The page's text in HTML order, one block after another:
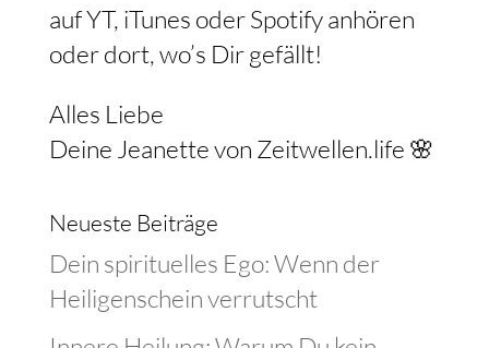
auf YT, iTunes oder Spotify anhören
oder dort, wo’s Dir gefällt!
Alles Liebe
Deine Jeanette von Zeitwellen.life 🌸
Neueste Beiträge
Dein spirituelles Ego: Wenn der
Heiligenschein verrutscht